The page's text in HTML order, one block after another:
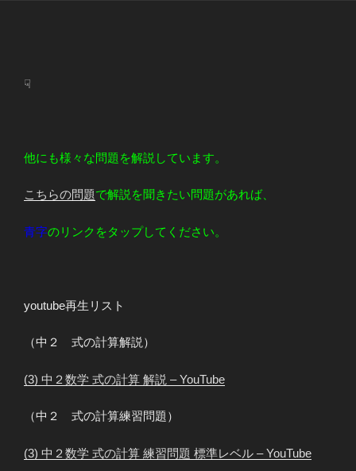
☟
他にも様々な問題を解説しています。
こちらの問題で解説を聞きたい問題があれば、
青字のリンクをタップしてください。
youtube再生リスト
（中２ 式の計算解説）
(3) 中２数学 式の計算 解説 – YouTube
（中２ 式の計算練習問題）
(3) 中２数学 式の計算 練習問題 標準レベル – YouTube